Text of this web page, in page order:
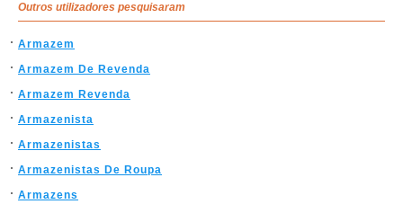
Outros utilizadores pesquisaram
Armazem
Armazem De Revenda
Armazem Revenda
Armazenista
Armazenistas
Armazenistas De Roupa
Armazens